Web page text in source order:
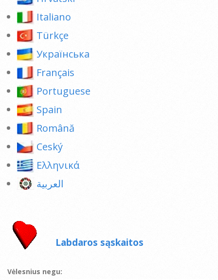
Italiano
Türkçe
Українська
Français
Portuguese
Spain
Română
Ceský
Ελληνικά
العربية
Labdaros sąskaitos
Vėlesnius negu: